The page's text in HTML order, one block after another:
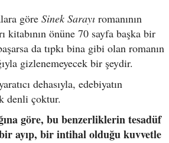
göre Sinek Sarayı romanının
kitabının önüne 70 sayfa başka bir
da tıpkı bina gibi olan romanın
gizlenemeyecek bir şeydir.
dehasıyla, edebiyatın
denli çoktur.
göre, bu benzerliklerin tesadüf
bir ayıp, bir intihal olduğu kuvvetle